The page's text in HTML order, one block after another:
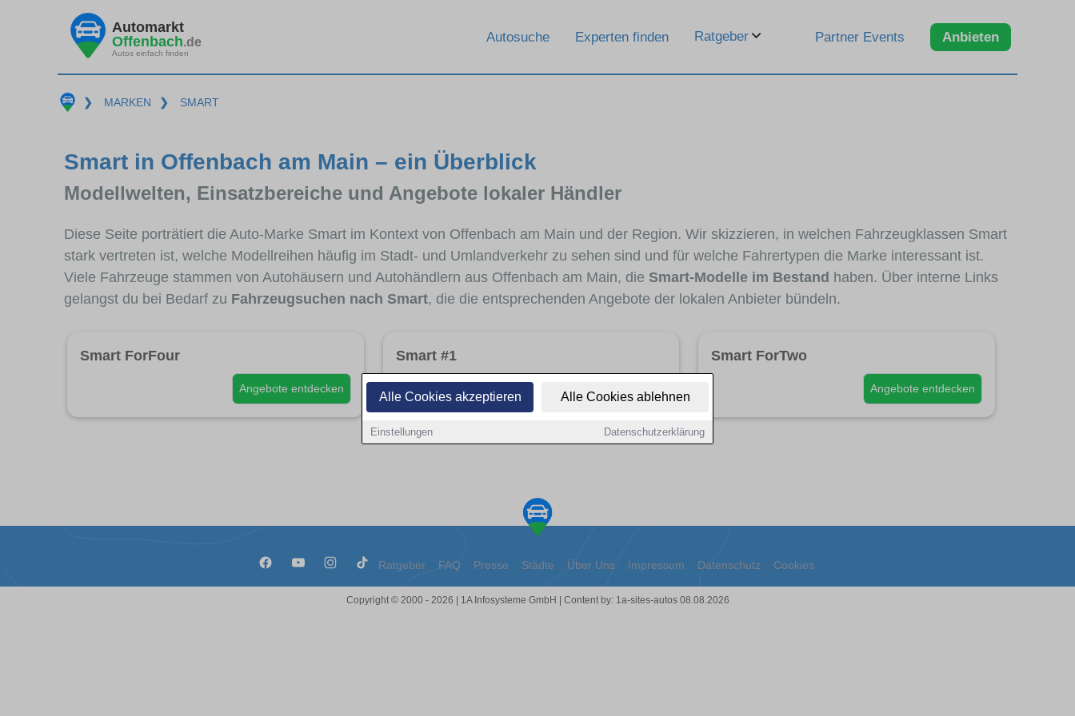
Alle Cookies akzeptieren Alle Cookies ablehnen
Einstellungen Datenschutzerklärung
Automarkt
Offenbach.de
Autos einfach finden
Autosuche Experten finden Ratgeber Partner Events Anbieten
❯ MARKEN ❯ SMART
Smart in Offenbach am Main – ein Überblick
Modellwelten, Einsatzbereiche und Angebote lokaler Händler
Diese Seite porträtiert die Auto-Marke Smart im Kontext von Offenbach am Main und der Region. Wir skizzieren, in welchen Fahrzeugklassen Smart
stark vertreten ist, welche Modellreihen häufig im Stadt- und Umlandverkehr zu sehen sind und für welche Fahrertypen die Marke interessant ist.
Viele Fahrzeuge stammen von Autohäusern und Autohändlern aus Offenbach am Main, die Smart-Modelle im Bestand haben. Über interne Links
gelangst du bei Bedarf zu Fahrzeugsuchen nach Smart, die die entsprechenden Angebote der lokalen Anbieter bündeln.
Smart ForFour
Angebote entdecken
Smart #1 Smart ForTwo
Angebote entdecken
Ratgeber FAQ Presse Städte Über Uns Impressum Datenschutz Cookies
Copyright © 2000 - 2026 | 1A Infosysteme GmbH | Content by: 1a-sites-autos 08.08.2026